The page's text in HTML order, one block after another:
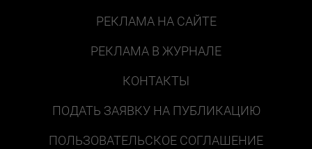
РЕКЛАМА НА САЙТЕ
РЕКЛАМА В ЖУРНАЛЕ
КОНТАКТЫ
ПОДАТЬ ЗАЯВКУ НА ПУБЛИКАЦИЮ
ПОЛЬЗОВАТЕЛЬСКОЕ СОГЛАШЕНИЕ